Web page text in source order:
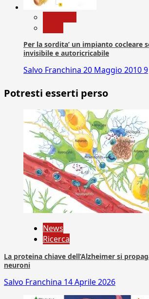
Per la sordita’ un impianto cocleare
invisibile e autoricricabile
Salvo Franchina 20 Maggio 20109
Potresti esserti perso
News
Ricerca
La proteina chiave dell’Alzheimer si
neuroni
Salvo Franchina 14 Aprile 2026